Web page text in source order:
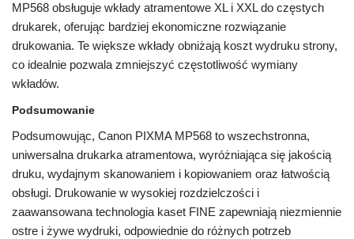
MP568 obsługuje wkłady atramentowe XL i XXL do częstych
drukarek, oferując bardziej ekonomiczne rozwiązanie
drukowania. Te większe wkłady obniżają koszt wydruku strony,
co idealnie pozwala zmniejszyć częstotliwość wymiany
wkładów.
Podsumowanie
Podsumowując, Canon PIXMA MP568 to wszechstronna,
uniwersalna drukarka atramentowa, wyróżniająca się jakością
druku, wydajnym skanowaniem i kopiowaniem oraz łatwością
obsługi. Drukowanie w wysokiej rozdzielczości i
zaawansowana technologia kaset FINE zapewniają niezmiennie
ostre i żywe wydruki, odpowiednie do różnych potrzeb